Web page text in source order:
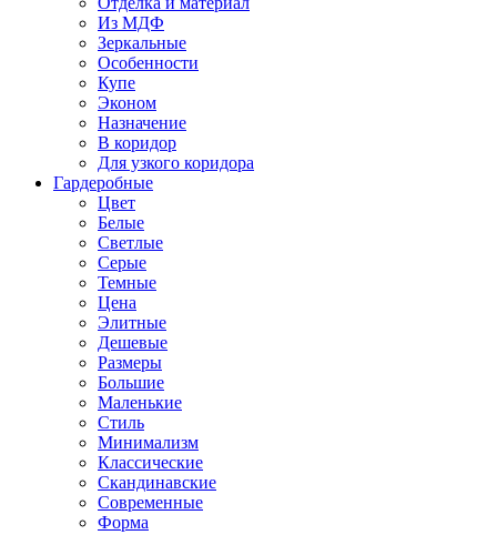
Из МДФ
Зеркальные
Особенности
Купе
Эконом
Назначение
В коридор
Для узкого коридора
Гардеробные
Цвет
Белые
Светлые
Серые
Темные
Цена
Элитные
Дешевые
Размеры
Большие
Маленькие
Стиль
Минимализм
Классические
Скандинавские
Современные
Форма